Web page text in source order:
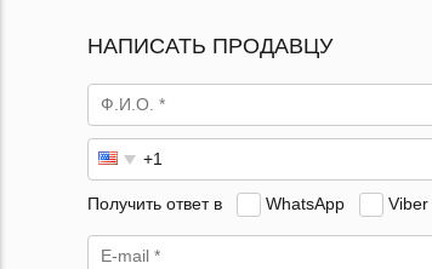
НАПИСАТЬ ПРОДАВЦУ
Получить ответ в WhatsApp Viber